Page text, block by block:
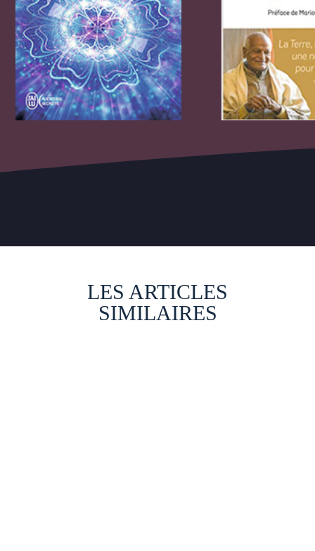
LES ARTICLES
SIMILAIRES